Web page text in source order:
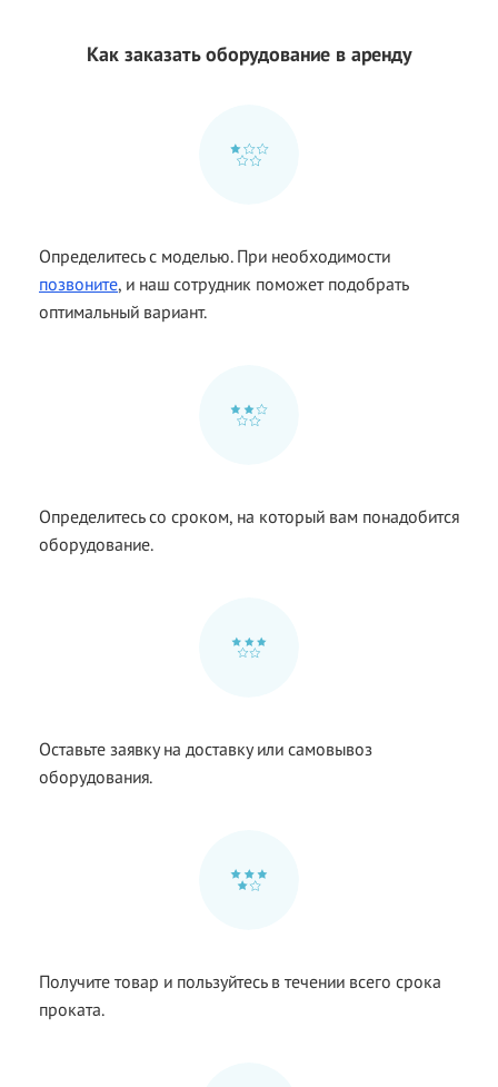
Как заказать оборудование в аренду
Определитесь с моделью. При необходимости
позвоните, и наш сотрудник поможет подобрать
оптимальный вариант.
Определитесь со сроком, на который вам понадобится
оборудование.
Оставьте заявку на доставку или самовывоз
оборудования.
Получите товар и пользуйтесь в течении всего срока
проката.